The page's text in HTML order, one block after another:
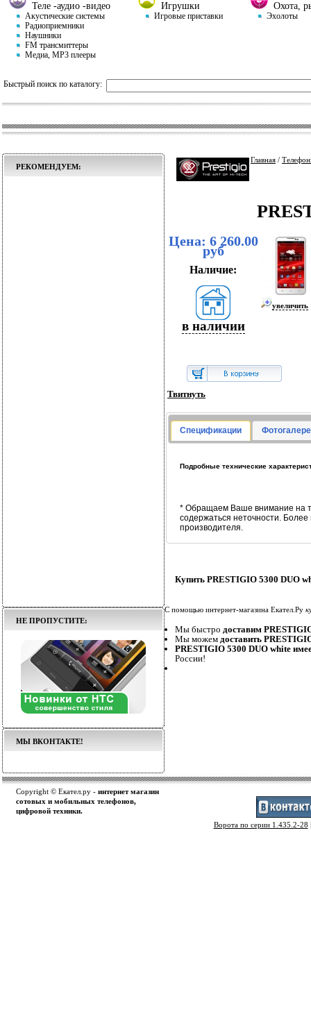
Теле -аудио -видео
Акустические системы
Радиоприемники
Наушники
FM трансмиттеры
Медиа, MP3 плееры
Игрушки
Игровые приставки
Охота,
Эхолоты
Быстрый поиск по каталогу:
РЕКОМЕНДУЕМ:
НЕ ПРОПУСТИТЕ:
МЫ ВКОНТАКТЕ!
Главная /
Цена: 6 260.00
руб
Наличие:
в наличии
увеличить
Твитнуть
Спецификации
Подробные технические
* Обращаем Ваше внимание на
содержаться неточности.
производителя.
Купить PRESTIGIO 5300 DUO
С помощью интернет-магазина Екател.Ру
Мы быстро доставим
Мы можем доставить
PRESTIGIO 5300 DUO white
России!
Copyright © Екател.ру - интернет магазин
сотовых и мобильных телефонов,
цифровой техники.
Ворота по серии 1.435.2-28